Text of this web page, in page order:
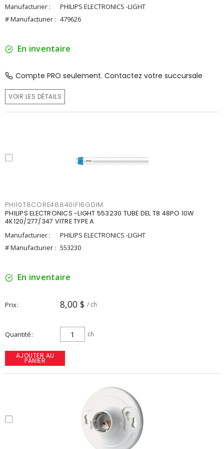
Manufacturier :
PHILIPS ELECTRONICS -LIGHT
# Manufacturier : 479626
En inventaire
Compte PRO seulement. Contactez votre succursale
VOIR LES DÉTAILS
PHI10T8CORE48840IF16GDIM
PHILIPS ELECTRONICS -LIGHT 553230 TUBE DEL T8 48PO 10W
4K120/277/347 VITRE TYPE A
Manufacturier :
PHILIPS ELECTRONICS -LIGHT
# Manufacturier : 553230
En inventaire
Prix 8,00 $ / ch
Quantité ch
AJOUTER AU
PANIER